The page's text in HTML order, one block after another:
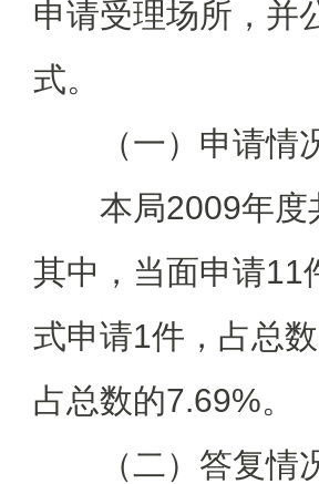
申请受理场所，并
式。
（一）申请情
本局2009年度
其中，当面申请11
式申请1件，占总
占总数的7.69%。
（二）答复情